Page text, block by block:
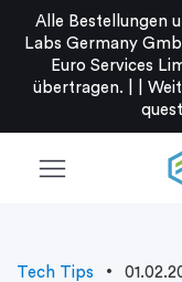
Alle Bestellungen
Labs Germany
Euro Services
übertragen. |
menu
Tech Tips